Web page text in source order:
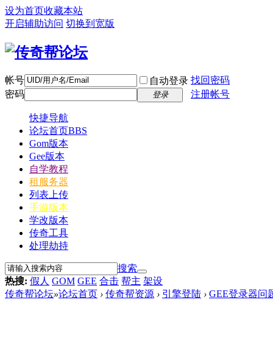
设为首页收藏本站
开启辅助访问 切换到宽版
帐号 自动登录 找回密码
密码
登录 注册帐号
快捷导航
论坛首页BBS
Gom版本
Gee版本
自学教程
租服务器
列表上传
手游版本
学改版本
传奇工具
处理劫持
搜索
热搜: 假人 GOM GEE 合击 帮主 架设
传奇帮论坛»论坛首页 › 传奇帮资源 › 引擎登陆 › GEE登录器问